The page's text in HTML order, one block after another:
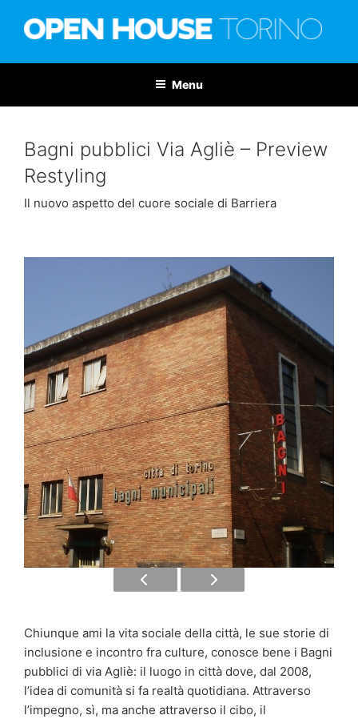
Menu
Bagni pubblici Via Agliè – Preview
Restyling
Il nuovo aspetto del cuore sociale di Barriera
Chiunque ami la vita sociale della città, le sue storie di
inclusione e incontro fra culture, conosce bene i Bagni
pubblici di via Agliè: il luogo in città dove, dal 2008,
l’idea di comunità si fa realtà quotidiana. Attraverso
l’impegno, sì, ma anche attraverso il cibo, il